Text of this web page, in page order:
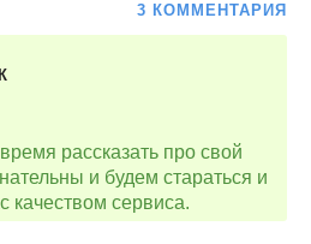
3 КОММЕНТАРИЯ
рассказать про свой
и будем стараться и
качеством сервиса.